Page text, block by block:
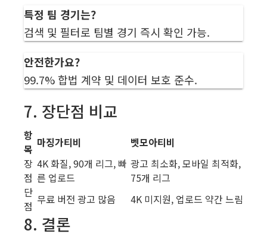
특정 팀 경기는?
검색 및 필터로 팀별 경기 즉시 확인 가능.
안전한가요?
99.7% 합법 계약 및 데이터 보호 준수.
7. 장단점 비교
항
목 마징가티비
벳모아티비
장
점
4K 화질, 90개 리그, 빠
른 업로드
광고 최소화, 모바일 최적화,
75개 리그
단
점 무료 버전 광고 많음 4K 미지원, 업로드 약간 느림
8. 결론